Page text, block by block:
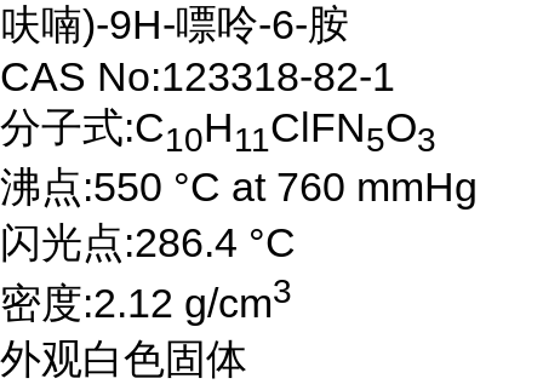
呋喃)-9H-嘌呤-6-胺
CAS No:123318-82-1
分子式:C10H11ClFN5O3
沸点:550 °C at 760 mmHg
闪光点:286.4 °C
密度:2.12 g/cm3
外观白色固体